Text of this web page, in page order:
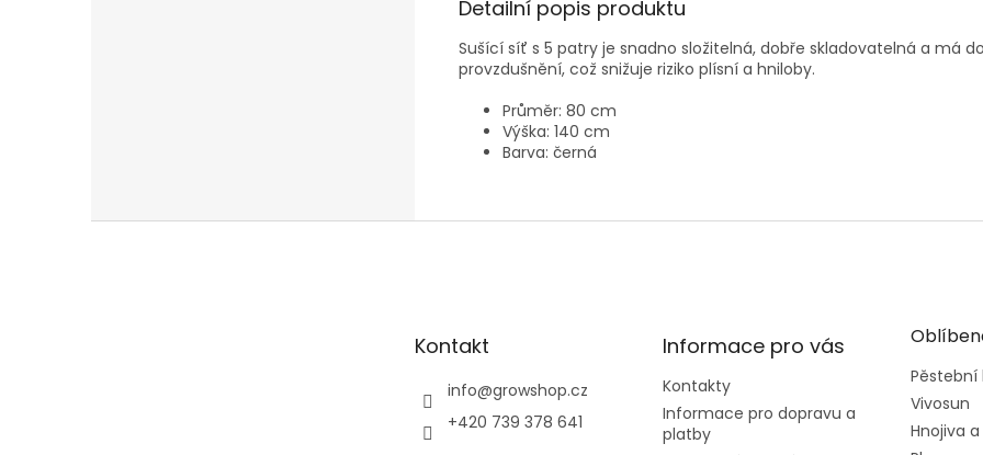
Detailní popis produktu
Sušící síť s 5 patry je snadno složitelná, dobře skladovatelná a má
provzdušnění, což snižuje riziko plísní a hniloby.
Průměr: 80 cm
Výška: 140 cm
Barva: černá
Kontakt
info@growshop.cz
+420 739 378 641
Informace pro vás
Kontakty
Informace pro dopravu a
platby
Pěstební
Vivosun
Hnojiva